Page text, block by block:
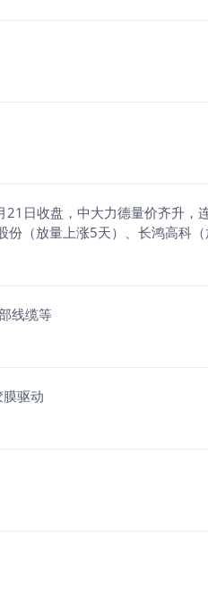
日收盘，中大力德量价齐升
（放量上涨5天）、长鸿高科
线缆等
驱动